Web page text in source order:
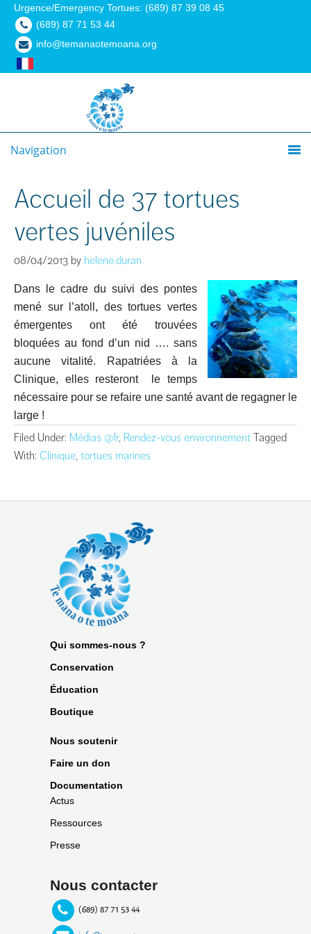
Urgence/Emergency Tortues: (689) 87 39 08 45
(689) 87 71 53 44
info@temanaotemoana.org
Navigation
Accueil de 37 tortues
vertes juvéniles
08/04/2013 by helene.duran
Dans le cadre du suivi des pontes
mené sur l’atoll, des tortues vertes
émergentes ont été trouvées
bloquées au fond d’un nid …. sans
aucune vitalité. Rapatriées à la
Clinique, elles resteront le temps
nécessaire pour se refaire une santé avant de regagner le
large !
Filed Under: Médias @fr, Rendez-vous environnement Tagged
With: Clinique, tortues marines
Qui sommes-nous ?
Conservation
Éducation
Boutique
Nous soutenir
Faire un don
Documentation
Actus
Ressources
Presse
Nous contacter
(689) 87 71 53 44